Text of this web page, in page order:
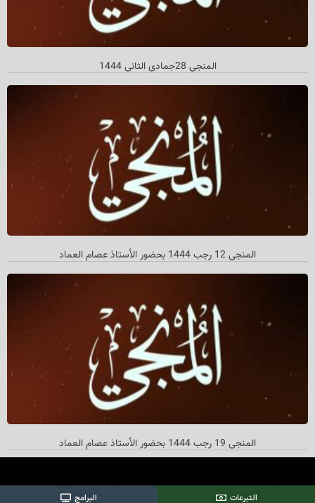
المنجي 28جمادي الثاني 1444
المنجي 12 رجب 1444 بحضور الأستاذ عصام العماد
المنجي 19 رجب 1444 بحضور الأستاذ عصام العماد
التبرعات البرامج